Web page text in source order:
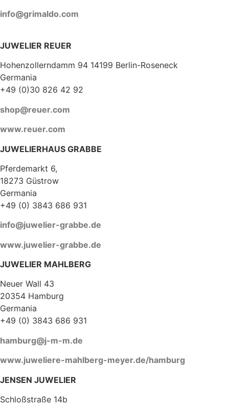
info@grimaldo.com
JUWELIER REUER
Hohenzollerndamm 94 14199 Berlin-Roseneck
Germania
+49 (0)30 826 42 92
shop@reuer.com
www.reuer.com
JUWELIERHAUS GRABBE
Pferdemarkt 6,
18273 Güstrow
Germania
+49 (0) 3843 686 931
info@juwelier-grabbe.de
www.juwelier-grabbe.de
JUWELIER MAHLBERG
Neuer Wall 43
20354 Hamburg
Germania
+49 (0) 3843 686 931
hamburg@j-m-m.de
www.juweliere-mahlberg-meyer.de/hamburg
JENSEN JUWELIER
Schloßstraße 14b